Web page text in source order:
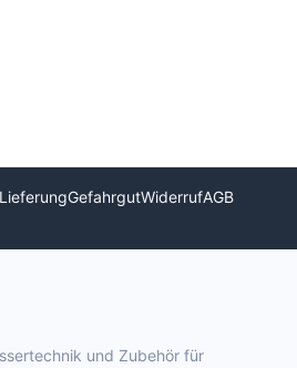
GefahrgutWiderrufAGB
und Zubehör für